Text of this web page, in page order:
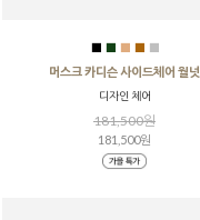
■ ■ ■ ■ ■
머스크 카디슨 사이드체어 월넛
디자인 체어
181,500원
181,500원